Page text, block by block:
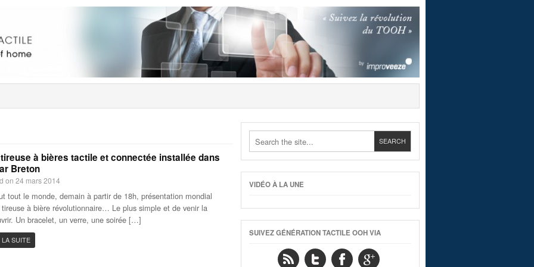
à bières tactile et connectée installée dans
Breton
on 24 mars 2014
tout le monde, demain à partir de 18h, présentation mondial
tireuse à bière révolutionnaire… Le plus simple et de venir la
Un bracelet, un verre, une soirée […]
LA SUITE
VIDÉO À LA UNE
SUIVEZ GÉNÉRATION TACTILE OOH VIA